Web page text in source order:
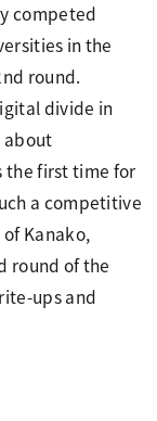
competed
in the
round.
divide in
about
the first time for
a competitive
Kanako,
round of the
ups and